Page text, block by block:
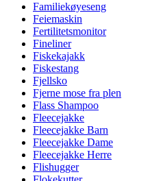
Familiekøyeseng
Feiemaskin
Fertilitetsmonitor
Fineliner
Fiskekajakk
Fiskestang
Fjellsko
Fjerne mose fra plen
Flass Shampoo
Fleecejakke
Fleecejakke Barn
Fleecejakke Dame
Fleecejakke Herre
Flishugger